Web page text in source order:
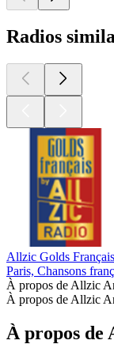
Radios
Allzic Golds Français
Paris, Chansons
À propos de Allzic
À propos de Allzic
À propos de